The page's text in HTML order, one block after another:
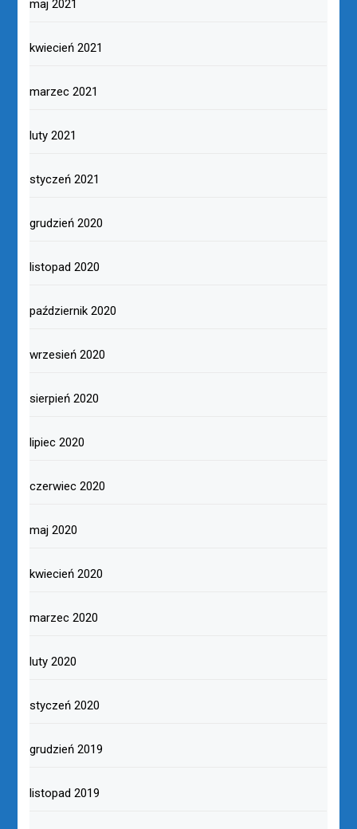
maj 2021
kwiecień 2021
marzec 2021
luty 2021
styczeń 2021
grudzień 2020
listopad 2020
październik 2020
wrzesień 2020
sierpień 2020
lipiec 2020
czerwiec 2020
maj 2020
kwiecień 2020
marzec 2020
luty 2020
styczeń 2020
grudzień 2019
listopad 2019